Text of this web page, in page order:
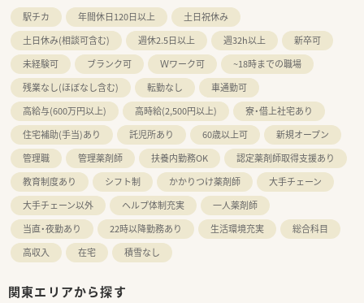
駅チカ 年間休日120日以上
土日祝休み
土日休み(相談可含む)
週休2.5日以上 週32h以上
新卒可
未経験可
ブランク可 Ｗワーク可
~18時までの職場
残業なし(ほぼなし含む)
転勤なし
車通勤可
高給与(600万円以上)
高時給(2,500円以上)
寮・借上社宅あり
住宅補助(手当)あり
託児所あり 60歳以上可
新規オープン
管理職
管理薬剤師 扶養内勤務OK
認定薬剤師取得支援あり
教育制度あり
シフト制 かかりつけ薬剤師
大手チェーン
大手チェーン以外
ヘルプ体制充実
一人薬剤師
当直・夜勤あり
22時以降勤務あり 生活環境充実
総合科目
高収入
在宅 積雪なし
関東エリアから探す